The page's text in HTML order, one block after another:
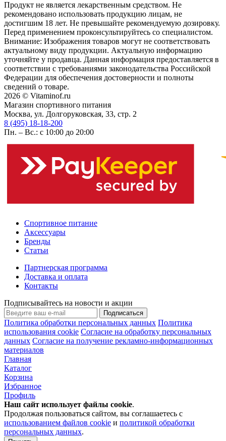
Продукт не является лекарственным средством. Не
рекомендовано использовать продукцию лицам, не
достигшим 18 лет. Не превышайте рекомендуемую дозировку.
Перед применением проконсультируйтесь со специалистом.
Внимание: Изображения товаров могут не соответствовать
актуальному виду продукции. Актуальную информацию
уточняйте у продавца. Данная информация предоставляется в
соответствии с требованиями законодательства Российской
Федерации для обеспечения достоверности и полноты
сведений о товаре.
2026 © Vitaminof.ru
Магазин спортивного питания
Москва, ул. Долгоруковская, 33, стр. 2
8 (495) 18-18-200
Пн. – Вс.: с 10:00 до 20:00
Спортивное питание
Аксессуары
Бренды
Статьи
Партнерская программа
Доставка и оплата
Контакты
Подписывайтесь на новости и акции
Подписаться
Политика обработки персональных данных Политика
использования cookie Согласие на обработку персональных
данных Согласие на получение рекламно-информационных
материалов
Главная
Каталог
Корзина
Избранное
Профиль
Наш сайт использует файлы cookie.
Продолжая пользоваться сайтом, вы соглашаетесь с
использованием файлов cookie и политикой обработки
персональных данных.